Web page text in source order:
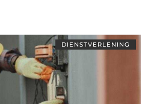
DIENSTVERLENING